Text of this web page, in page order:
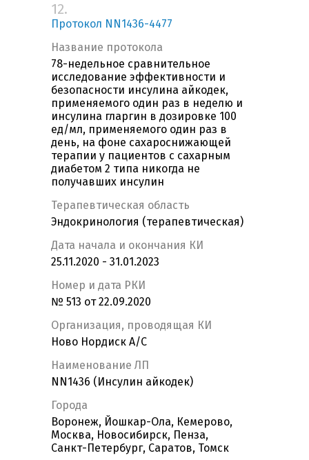
12.
Протокол NN1436-4477
Название протокола
78-недельное сравнительное
исследование эффективности и
безопасности инсулина айкодек,
применяемого один раз в неделю и
инсулина гларгин в дозировке 100
ед/мл, применяемого один раз в
день, на фоне сахароснижающей
терапии у пациентов с сахарным
диабетом 2 типа никогда не
получавших инсулин
Терапевтическая область
Эндокринология (терапевтическая)
Дата начала и окончания КИ
25.11.2020 - 31.01.2023
Номер и дата РКИ
№ 513 от 22.09.2020
Организация, проводящая КИ
Ново Нордиск А/С
Наименование ЛП
NN1436 (Инсулин айкодек)
Города
Воронеж, Йошкар-Ола, Кемерово,
Москва, Новосибирск, Пенза,
Санкт-Петербург, Саратов, Томск